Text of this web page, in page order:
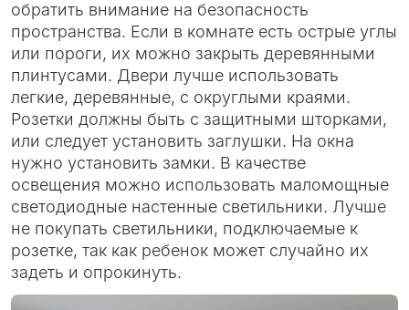
обратить внимание на безопасность
пространства. Если в комнате есть острые углы
или пороги, их можно закрыть деревянными
плинтусами. Двери лучше использовать
легкие, деревянные, с округлыми краями.
Розетки должны быть с защитными шторками,
или следует установить заглушки. На окна
нужно установить замки. В качестве
освещения можно использовать маломощные
светодиодные настенные светильники. Лучше
не покупать светильники, подключаемые к
розетке, так как ребенок может случайно их
задеть и опрокинуть.